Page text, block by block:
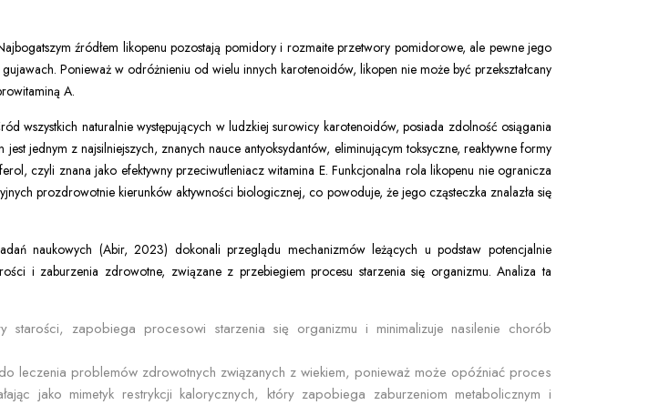
źródłem likopenu pozostają pomidory i rozmaite przetwory pomidorowe, ale pewne jego
Ponieważ w odróżnieniu od wielu innych karotenoidów, likopen nie może być przekształcany
A.
wszystkich naturalnie występujących w ludzkiej surowicy karotenoidów, posiada zdolność osiągania
jednym z najsilniejszych, znanych nauce antyoksydantów, eliminującym toksyczne, reaktywne formy
czyli znana jako efektywny przeciwutleniacz witamina E. Funkcjonalna rola likopenu nie ogranicza
prozdrowotnie kierunków aktywności biologicznej, co powoduje, że jego cząsteczka znalazła się
naukowych (Abir, 2023) dokonali przeglądu mechanizmów leżących u podstaw potencjalnie
i zaburzenia zdrowotne, związane z przebiegiem procesu starzenia się organizmu. Analiza ta
starości, zapobiega procesowi starzenia się organizmu i minimalizuje nasilenie chorób
leczenia problemów zdrowotnych związanych z wiekiem, ponieważ może opóźniać proces
jako mimetyk restrykcji kalorycznych, który zapobiega zaburzeniom metabolicznym i